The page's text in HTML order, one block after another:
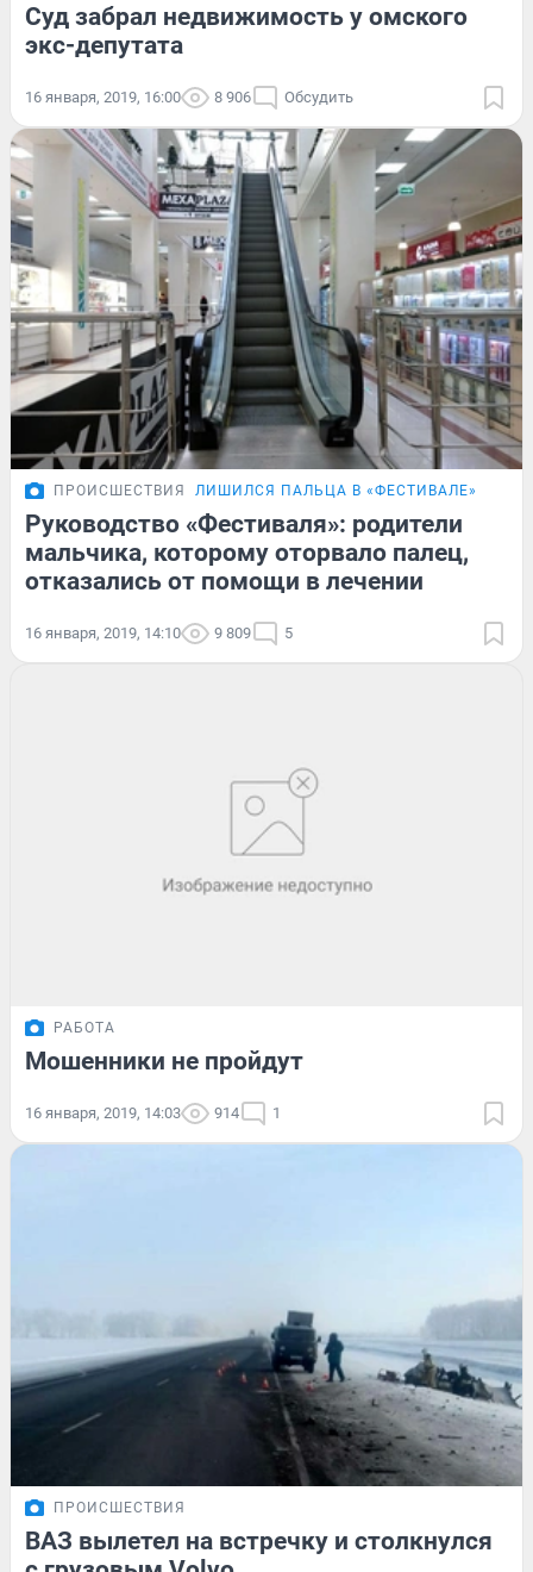
Суд забрал недвижимость у омского
экс-депутата
16 января, 2019, 16:00 8 906 Обсудить
ПРОИСШЕСТВИЯ ЛИШИЛСЯ ПАЛЬЦА В «ФЕСТИВАЛЕ»
Руководство «Фестиваля»: родители
мальчика, которому оторвало палец,
отказались от помощи в лечении
16 января, 2019, 14:10 9 809 5
РАБОТА
Мошенники не пройдут
16 января, 2019, 14:03 914 1
ПРОИСШЕСТВИЯ
ВАЗ вылетел на встречку и столкнулся